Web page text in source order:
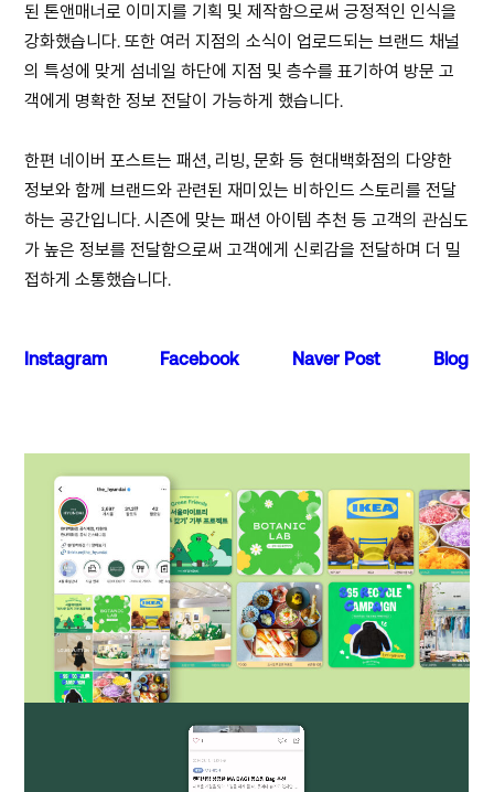
된 톤앤매너로 이미지를 기획 및 제작함으로써 긍정적인 인식을
강화했습니다. 또한 여러 지점의 소식이 업로드되는 브랜드 채널
의 특성에 맞게 섬네일 하단에 지점 및 층수를 표기하여 방문 고
객에게 명확한 정보 전달이 가능하게 했습니다.
한편 네이버 포스트는 패션, 리빙, 문화 등 현대백화점의 다양한
정보와 함께 브랜드와 관련된 재미있는 비하인드 스토리를 전달
하는 공간입니다. 시즌에 맞는 패션 아이템 추천 등 고객의 관심도
가 높은 정보를 전달함으로써 고객에게 신뢰감을 전달하며 더 밀
접하게 소통했습니다.
Instagram Facebook Naver Post Blog